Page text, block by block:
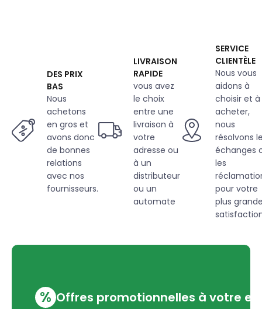
DES PRIX
BAS
Nous
achetons
en gros et
avons donc
de bonnes
relations
avec nos
fournisseurs.
LIVRAISON
RAPIDE
vous avez
le choix
entre une
livraison à
votre
adresse ou
à un
distributeur
ou un
automate
SERVICE
CLIENTÈLE
Nous vous
aidons à
choisir et à
acheter,
nous
résolvons
échanges
les
pour votre
plus
% Offres promotionnelles à votre